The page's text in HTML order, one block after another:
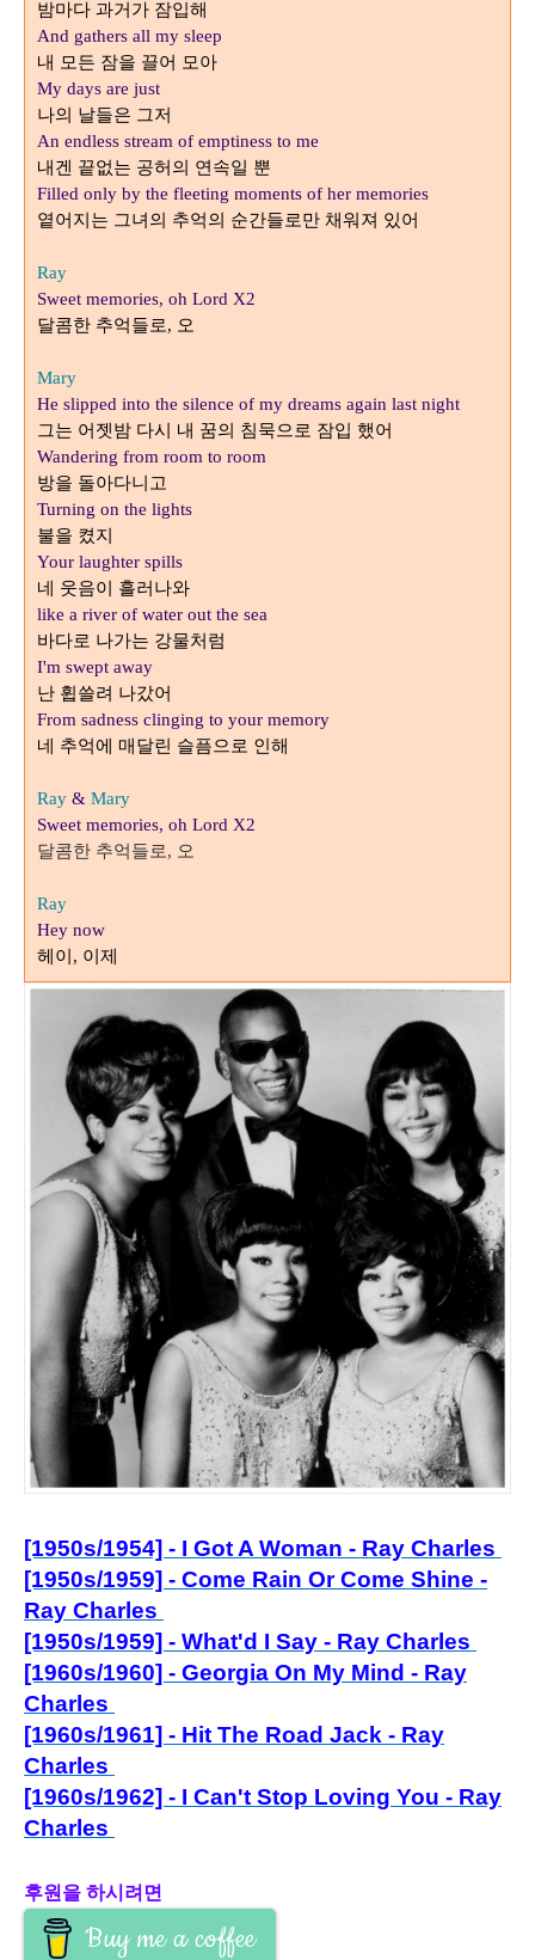
밤마다 과거가 잠입해
And gathers all my sleep
내 모든 잠을 끌어 모아
My days are just
나의 날들은 그저
An endless stream of emptiness to me
내겐 끝없는 공허의 연속일 뿐
Filled only by the fleeting moments of her memories
옅어지는 그녀의 추억의 순간들로만 채워져 있어
Ray
Sweet memories, oh Lord X2
달콤한 추억들로, 오
Mary
He slipped into the silence of my dreams again last night
그는 어젯밤 다시 내 꿈의 침묵으로 잠입 했어
Wandering from room to room
방을 돌아다니고
Turning on the lights
불을 켰지
Your laughter spills
네 웃음이 흘러나와
like a river of water out the sea
바다로 나가는 강물처럼
I'm swept away
난 휩쓸려 나갔어
From sadness clinging to your memory
네 추억에 매달린 슬픔으로 인해
Ray & Mary
Sweet memories, oh Lord X2
달콤한 추억들로, 오
Ray
Hey now
헤이, 이제
[1950s/1954] - I Got A Woman - Ray Charles
[1950s/1959] - Come Rain Or Come Shine -
Ray Charles
[1950s/1959] - What'd I Say - Ray Charles
[1960s/1960] - Georgia On My Mind - Ray
Charles
[1960s/1961] - Hit The Road Jack - Ray
Charles
[1960s/1962] - I Can't Stop Loving You - Ray
Charles
후원을 하시려면
Buy me a coffee